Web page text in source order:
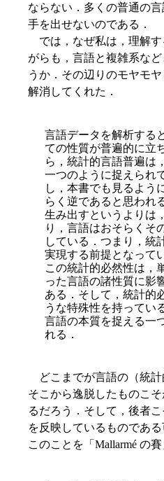
ならない．多くの普通の
手を出せないのである．
では，なぜ私は，理解す
がらも，言語と複雑系な
うか．その辺りのモヤモ
解消してくれた．
言語データを解析する
ての性質が普遍的に立
ら，統計的言語普遍は
一つのように捉えられ
し，本書でも見るよう
らく逆であると思われ
生み出すというよりは
り，言語はおそらくそ
している．つまり，統
実現する前提となって
この統計的必然性は，
った言語の諸性質に影
ある．そして，統計的
うな特殊性を持ってい
言語の本質を捉える一
れる．
どこまでが言語の（統計
そこから逸脱したものこ
るだろう．そして，後者
を反映しているものであ
このことを「Mallarmé の